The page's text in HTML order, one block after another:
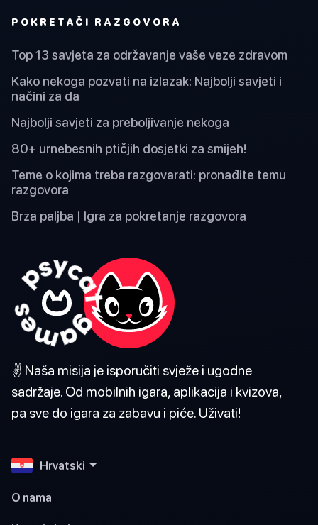
POKRETAČI RAZGOVORA
Top 13 savjeta za održavanje vaše veze zdravom
Kako nekoga pozvati na izlazak: Najbolji savjeti i
načini za da
Najbolji savjeti za preboljivanje nekoga
80+ urnebesnih ptičjih dosjetki za smijeh!
Teme o kojima treba razgovarati: pronađite temu
razgovora
Brza paljba | Igra za pokretanje razgovora
✌️ Naša misija je isporučiti svježe i ugodne
sadržaje. Od mobilnih igara, aplikacija i kvizova,
pa sve do igara za zabavu i piće. Uživati!
Hrvatski
O nama